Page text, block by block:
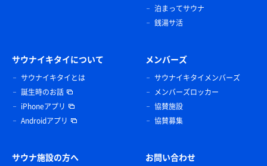
泊まってサウナ
銭湯サ活
サウナイキタイについて
サウナイキタイとは
誕生時のお話
iPhoneアプリ
Androidアプリ
メンバーズ
サウナイキタイメンバーズ
メンバーズロッカー
協賛施設
協賛募集
サウナ施設の方へ お問い合わせ